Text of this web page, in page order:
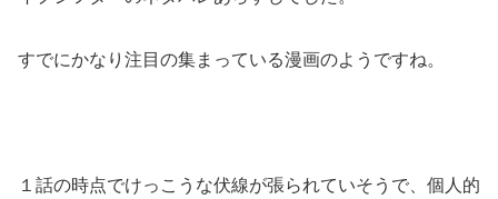
すでにかなり注目の集まっている漫画のようですね。
１話の時点でけっこうな伏線が張られていそうで、個人的